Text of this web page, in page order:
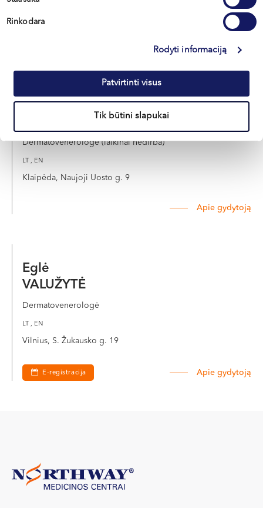
Rinkodara
Rodyti informaciją
Patvirtinti visus
Tik būtini slapukai
Ieva
Dermatovenerologė (laikinai nedirba)
LT , EN
Klaipėda, Naujoji Uosto g. 9
Apie gydytoją
Eglė
VALUŽYTĖ
Dermatovenerologė
LT , EN
Vilnius, S. Žukausko g. 19
E-registracija Apie gydytoją